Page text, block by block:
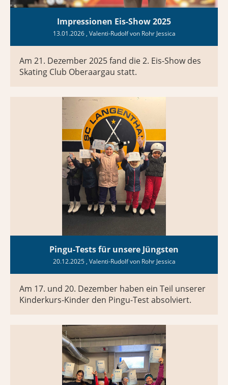
Impressionen Eis-Show 2025
13.01.2026, Valenti-Rudolf von Rohr Jessica
Am 21. Dezember 2025 fand die 2. Eis-Show des
Skating Club Oberaargau statt.
Pingu-Tests für unsere Jüngsten
20.12.2025, Valenti-Rudolf von Rohr Jessica
Am 17. und 20. Dezember haben ein Teil unserer
Kinderkurs-Kinder den Pingu-Test absolviert.